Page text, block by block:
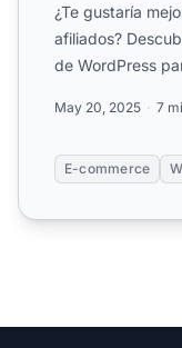
¿Te gustaría
afiliados?
de WordPress
May 20, 2025 7
E-commerce